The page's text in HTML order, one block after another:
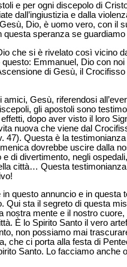
e per ogni discepolo di
dall’ingiustizia e dalla
Dio, è uomo vero, con il
questa speranza se guardiamo
che si è rivelato così vicino
Emmanuel, Dio con
di Gesù, il
Gesù, riferendosi
gli apostoli sono
dopo aver visto il loro
nuova che viene dal
47). Questa è la
dovrebbe uscire dalla
di divertimento, negli
città… Questa
questo annuncio e in questa
Qui sta il segreto di questa
nostra mente e il nostro
È lo Spirito Santo il vero
non possiamo mai
che ci porta alla festa di
Santo. Lo facciamo anche